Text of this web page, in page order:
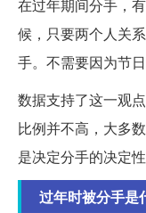
在过年期间分手，
候，只要两个人关
手。不需要因为节日
数据支持了这一观
比例并不高，大多
是决定分手的决定
过年时被分手是